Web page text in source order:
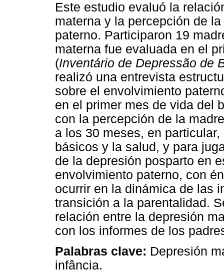
Este estudio evaluó la
materna y la percepción de
paterno. Participaron 19
materna fue evaluada en el
(Inventário de Depressão de
realizó una entrevista
sobre el envolvimiento
en el primer mes de vida del
con la percepción de la
a los 30 meses, en
básicos y la salud, y para
de la depresión posparto en
envolvimiento paterno, con
ocurrir en la dinámica de las
transición a la parentalidad.
relación entre la depresión
con los informes de los
Palabras clave: Depresión
infância.